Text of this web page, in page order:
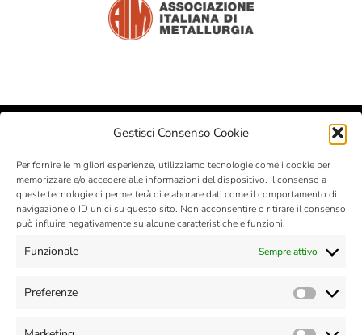
Gestisci Consenso Cookie
Per fornire le migliori esperienze, utilizziamo tecnologie come i cookie per
memorizzare e/o accedere alle informazioni del dispositivo. Il consenso a
queste tecnologie ci permetterà di elaborare dati come il comportamento di
navigazione o ID unici su questo sito. Non acconsentire o ritirare il consenso
può influire negativamente su alcune caratteristiche e funzioni.
Funzionale Sempre attivo
Preferenze
32012 VAL DI ZOLDO - Belluno - Italia - Tel. +39 0437 787441 - Fax